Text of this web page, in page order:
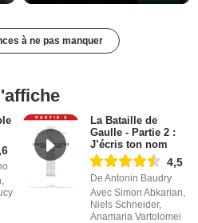
à ne pas manquer
La Bataille de
Gaulle - Partie 2 :
J’écris ton nom
4,5
De Antonin Baudry
Avec Simon Abkarian,
Niels Schneider,
Anamaria Vartolomei